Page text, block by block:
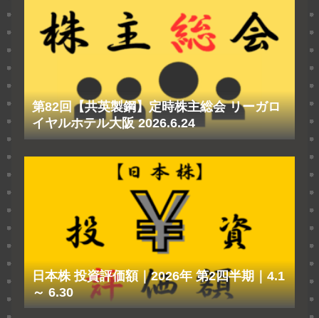
第82回【共英製鋼】定時株主総会 リーガロ
イヤルホテル大阪 2026.6.24
日本株 投資評価額｜2026年 第2四半期｜4.1
～ 6.30